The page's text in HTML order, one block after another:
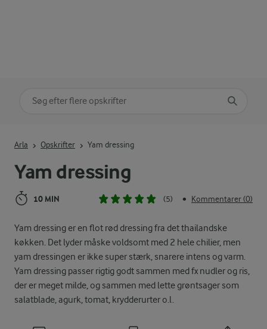
Yam dressing
10 MIN (5) • Kommentarer (0)
Yam dressing er en flot rød dressing fra det thailandske
køkken. Det lyder måske voldsomt med 2 hele chilier, men
yam dressingen er ikke super stærk, snarere intens og varm.
Yam dressing passer rigtig godt sammen med fx nudler og ris,
der er meget milde, og sammen med lette grøntsager som
salatblade, agurk, tomat, krydderurter o.l.
Arla Opskrifter Yam dressing
Søg på kategori